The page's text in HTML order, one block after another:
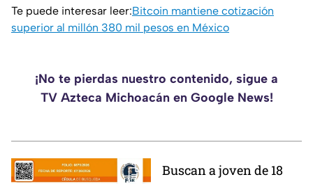
Te puede interesar leer:Bitcoin mantiene cotización
superior al millón 380 mil pesos en México
¡No te pierdas nuestro contenido, sigue a
TV Azteca Michoacán en Google News!
Buscan a joven de 18